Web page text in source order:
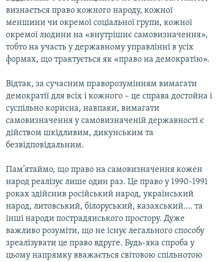
визнається право кожного народу, кожної
меншини чи окремої соціальної групи, кожної
окремої людини на «внутрішнє самовизначення»,
тобто на участь у державному управлінні в усіх
формах, що трактується як «право на демократію».
Відтак, за сучасним праворозумінням вимагати
демократії для всіх і кожного – це справа достойна і
суспільно корисна, навпаки, вимагати
самовизначення у самовизначеній державності є
дійством шкідливим, дикунським та
безвідповідальним.
Пам’ятаймо, що право на самовизначення кожен
народ реалізує лише один раз. Це право у 1990-1991
роках здійснив російський народ, український
народ, литовський, білоруський, казахський…. та
інші народи пострадянського простору. Дуже
важливо розуміти, що не існує легального способу
зреалізувати це право вдруге. Будь-яка спроба у
цьому напрямку вважається світовою спільнотою